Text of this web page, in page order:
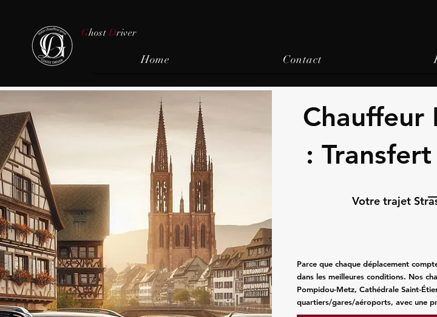
Ghost Driver
Home Contact
Chauffeur
:
Votre trajet
Parce que chaque déplacement
dans les meilleures conditions. Nos
Pompidou-Metz, Cathédrale Saint-
quartiers/gares/aéroports, avec une